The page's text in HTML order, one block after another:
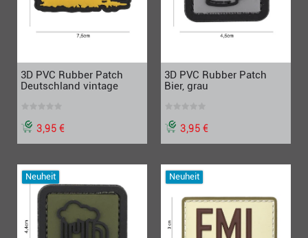
3D PVC Rubber Patch
Deutschland vintage
3,95 €
3D PVC Rubber Patch
Bier, grau
3,95 €
Neuheit Neuheit